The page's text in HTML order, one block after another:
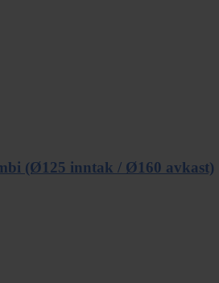
(Ø125 inntak / Ø160 avkast)